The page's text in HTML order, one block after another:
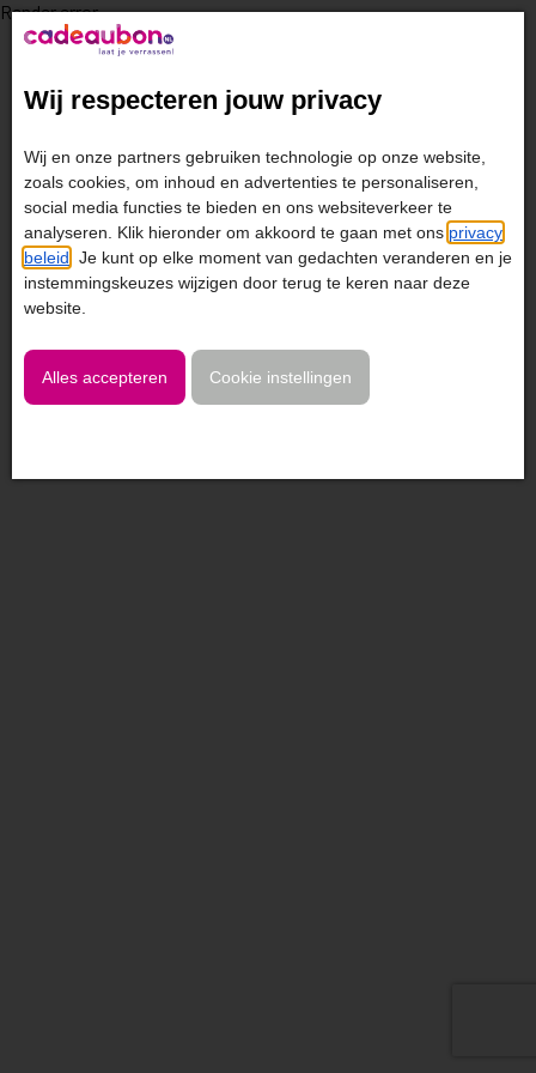
Render error
Wij respecteren jouw privacy
Wij en onze partners gebruiken technologie op onze website,
zoals cookies, om inhoud en advertenties te personaliseren,
social media functies te bieden en ons websiteverkeer te
analyseren. Klik hieronder om akkoord te gaan met ons privacy
beleid . Je kunt op elke moment van gedachten veranderen en je
instemmingskeuzes wijzigen door terug te keren naar deze
website.
Alles accepteren Cookie instellingen